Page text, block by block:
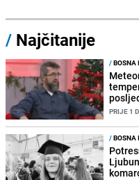
/ Najčitanije
/BOSNA
PRIJE 1
/BOSNA